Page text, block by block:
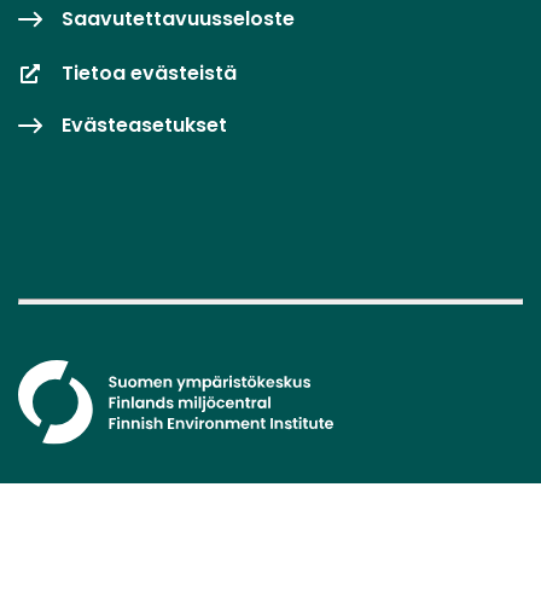
Saavutettavuusseloste
Tietoa evästeistä
Evästeasetukset